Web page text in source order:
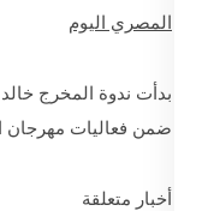
المصري اليوم
بدأت ندوة المخرج
ضمن فعاليات مهرجان
أخبار متعلقة